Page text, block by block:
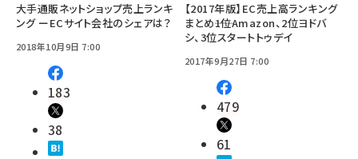
大手通販ネットショップ売上ランキ
ング ーECサイト会社のシェアは？
2018年10月9日 7:00
183
38
【2017年版】EC売上高ランキング
まとめ――1位Amazon、2位ヨドバ
シ、3位スタートトゥデイ
2017年9月27日 7:00
479
61